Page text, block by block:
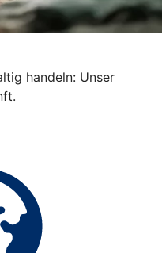
handeln: Unser